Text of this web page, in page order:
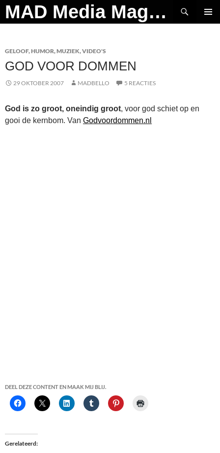
Ga
naar
MAD Media Magazine
Zoeken
GELOOF,HUMOR,MUZIEK,VIDEO'S
GOD VOOR DOMMEN
29 OKTOBER 2007 MADBELLO 5 REACTIES
God is zo groot, oneindig groot, voor god schiet op en
gooi de kernbom. Van Godvoordommen.nl
DEEL DEZE CONTENT EN MAAK MIJ BLIJ.
Gerelateerd